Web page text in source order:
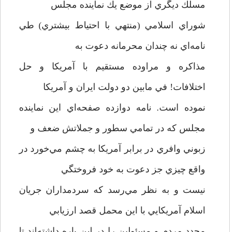
مسلك ديگري از موضع يك نماينده مجلس
شوراي اسلامي (منتهي با احتياط بيشتري) طي
نامه‌اي نه چندان محرمانه دعوت به
مذاكره و مراوده مستقيم با آمريكا و حل
اختلافات! في مابين دو دولت ايران و آمريكا
نموده است. نامه دوازده صفحه‌اي اين نماينده
مجلس كه در تمامي سطور و جملاتش ضعف و
زبوني وافري در برابر آمريكا به چشم مي‌خورد در
واقع چيزي جز دعوت به خود فروختگي
نيست و به نظر مي‌رسد كه سردمداران جريان
اسلام آمريكايي با اين محمل قصد ارزيابي